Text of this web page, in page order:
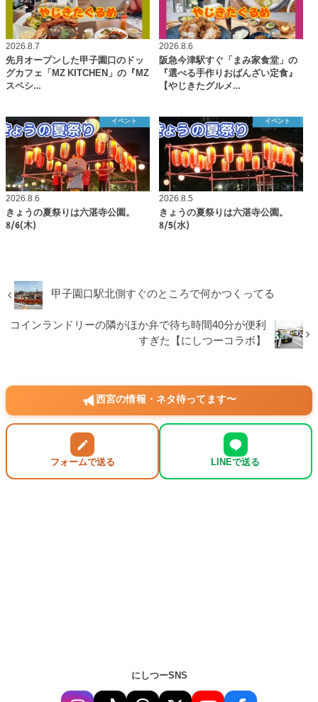
2026.8.7
先月オープンした甲子園口のドッ
グカフェ「MZ KITCHEN」の『MZ
スペシ…
2026.8.6
阪急今津駅すぐ「まみ家食堂」の
『選べる手作りおばんざい定食』
【やじきたグルメ…
イベント
2026.8.6
きょうの夏祭りは六湛寺公園。
8/6(木)
イベント
2026.8.5
きょうの夏祭りは六湛寺公園。
8/5(水)
甲子園口駅北側すぐのところで何かつくってる
コインランドリーの隣がほか弁で待ち時間40分が便利
すぎた【にしつーコラボ】
西宮の情報・ネタ待ってます〜
フォームで送る LINEで送る
にしつーSNS